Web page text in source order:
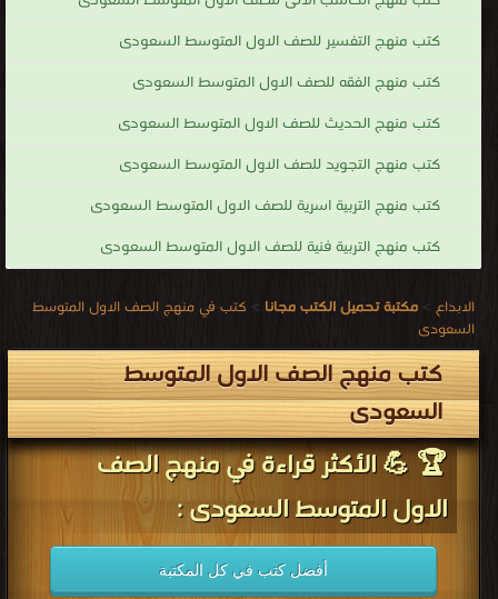
كتب منهج التفسير للصف الاول المتوسط السعودى
كتب منهج الفقه للصف الاول المتوسط السعودى
كتب منهج الحديث للصف الاول المتوسط السعودى
كتب منهج التجويد للصف الاول المتوسط السعودى
كتب منهج التربية اسرية للصف الاول المتوسط السعودى
كتب منهج التربية فنية للصف الاول المتوسط السعودى
الابداع > مكتبة تحميل الكتب مجانا > كتب في منهج الصف الاول المتوسط
السعودى
كتب منهج الصف الاول المتوسط
السعودى
🏆 💪 الأكثر قراءة في منهج الصف
الاول المتوسط السعودى :
أفضل كتب في كل المكتبة